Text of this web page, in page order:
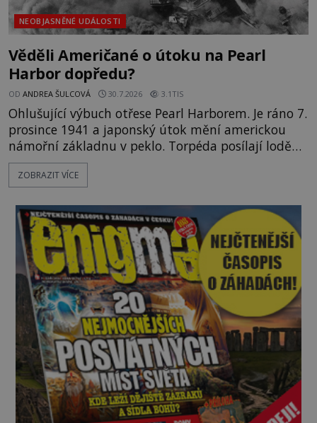
NEOBJASNĚNÉ UDÁLOSTI
Věděli Američané o útoku na Pearl
Harbor dopředu?
OD ANDREA ŠULCOVÁ 30.7.2026 3.1TIS
Ohlušující výbuch otřese Pearl Harborem. Je ráno 7.
prosince 1941 a japonský útok mění americkou
námořní základnu v peklo. Torpéda posílají lodě
ke dnu, hladinu pokrývá hořící nafta a začíná
jeden z nejosudovějších dnů 20. století. Všude
zahaluje kouř. Japonští letci se mohou radovat.
Svého nepřítele nachyt
ZOBRAZIT VÍCE